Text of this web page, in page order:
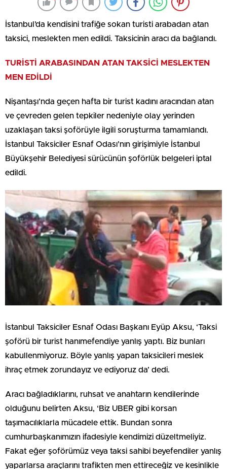
İstanbul’da kendisini trafiğe sokan turisti arabadan atan
taksici, meslekten men edildi. Taksicinin aracı da bağlandı.
TURİSTİ ARABASINDAN ATAN TAKSİCİ MESLEKTEN
MEN EDİLDİ
Nişantaşı’nda geçen hafta bir turist kadını aracından atan
ve çevreden gelen tepkiler nedeniyle olay yerinden
uzaklaşan taksi şoförüyle ilgili soruşturma tamamlandı.
İstanbul Taksiciler Esnaf Odası’nın girişimiyle İstanbul
Büyükşehir Belediyesi sürücünün şoförlük belgeleri iptal
edildi.
İstanbul Taksiciler Esnaf Odası Başkanı Eyüp Aksu, ‘Taksi
şoförü bir turist hanımefendiye yanlış yaptı. Biz bunları
kabullenmiyoruz. Böyle yanlış yapan taksicileri meslek
ihraç etmek zorundayız ve ediyoruz da’ dedi.
Aracı bağladıklarını, ruhsat ve anahtarın kendilerinde
olduğunu belirten Aksu, ‘Biz UBER gibi korsan
taşımacılıklarla mücadele ettik. Bundan sonra
cumhurbaşkanımızın ifadesiyle kendimizi düzeltmeliyiz.
Fakat eğer şoförümüz veya taksi sahibi beyefendiler yanlış
yaparlarsa araçlarını trafikten men ettireceğiz ve kesinlikle